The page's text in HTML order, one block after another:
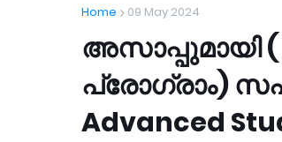
Home 09 May 2024
പ്രോഗ്രാം)
Advanced